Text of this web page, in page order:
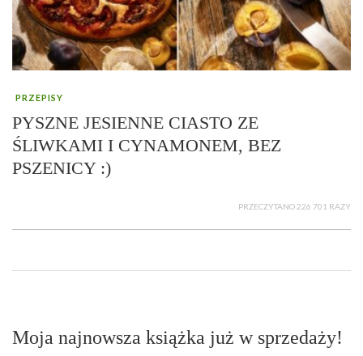
PRZEPISY
PYSZNE JESIENNE CIASTO ZE
ŚLIWKAMI I CYNAMONEM, BEZ
PSZENICY :)
PRZECZYTANO 226 701 RAZY
Moja najnowsza książka już w sprzedaży!